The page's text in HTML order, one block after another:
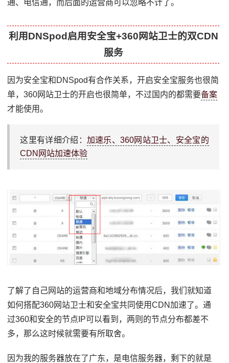
通、电信通，而后面的运营商可以忽略不计了。
利用DNSpod启用安全宝+360网站卫士的双CDN
服务
因为安全宝和DNSpod有合作关系，开启安全宝服务也很简
单，360网站卫士的开启也很简单，不过国内的都需要备案
才能使用。
这里有详细介绍： 加速乐、360网站卫士、安全宝的
CDN网站加速体验
了解了自己网站的运营商和地域分布情况后，我们就知道
如何搭配360网站卫士和安全宝共同使用CDN加速了。通
过360和安全的节点IP可以看到，两则的节点分布都差不
多，那么这时候就需要有所取舍。
因为我的服务器放在了广东，是电信服务器，剩下的就是